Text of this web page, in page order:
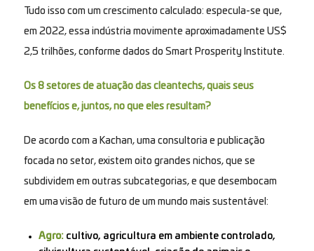
Tudo isso com um crescimento calculado: especula-se que,
em 2022, essa indústria movimente aproximadamente US$
2,5 trilhões, conforme dados do Smart Prosperity Institute.
Os 8 setores de atuação das cleantechs, quais seus
benefícios e, juntos, no que eles resultam?
De acordo com a Kachan, uma consultoria e publicação
focada no setor, existem oito grandes nichos, que se
subdividem em outras subcategorias, e que desembocam
em uma visão de futuro de um mundo mais sustentável:
Agro: cultivo, agricultura em ambiente controlado,